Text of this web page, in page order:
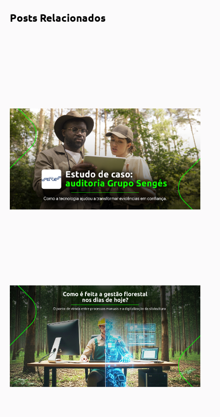
Posts Relacionados